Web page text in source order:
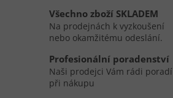
Všechno zboží SKLADEM
Na prodejnách k vyzkoušení
nebo okamžitému odeslání.
Profesionální poradenství
Naši prodejci Vám rádi poradí
při nákupu